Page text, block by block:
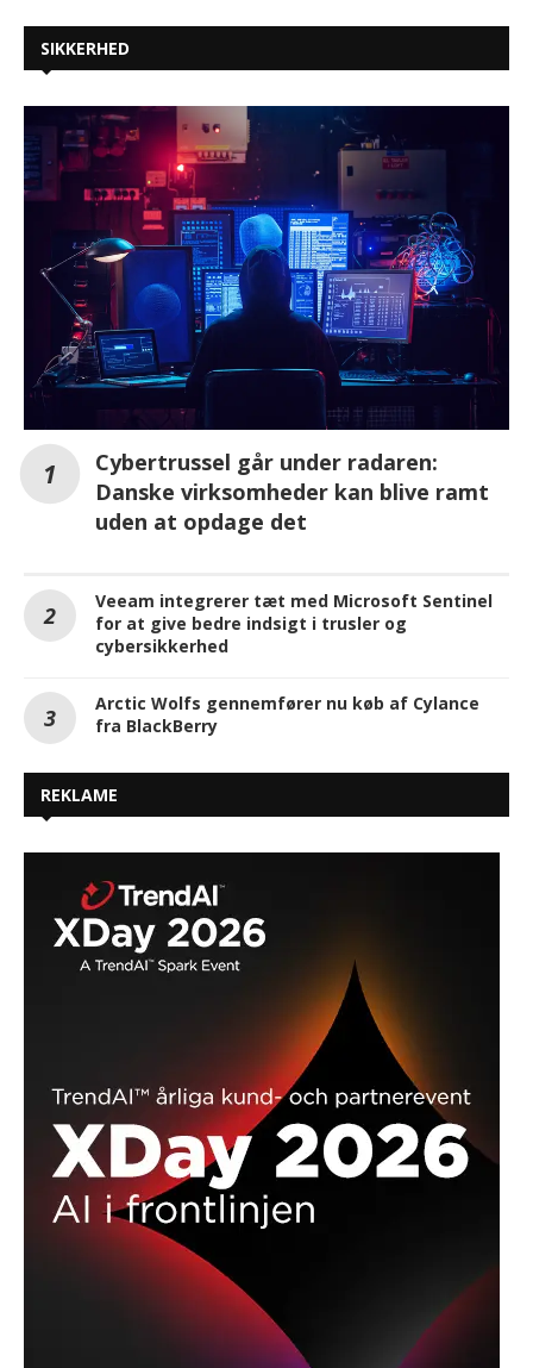
SIKKERHED
Cybertrussel går under radaren:
Danske virksomheder kan blive ramt
uden at opdage det
Veeam integrerer tæt med Microsoft Sentinel
for at give bedre indsigt i trusler og
cybersikkerhed
Arctic Wolfs gennemfører nu køb af Cylance
fra BlackBerry
REKLAME